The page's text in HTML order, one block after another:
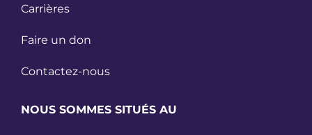
Carrières
Faire un don
Contactez-nous
NOUS SOMMES SITUÉS AU